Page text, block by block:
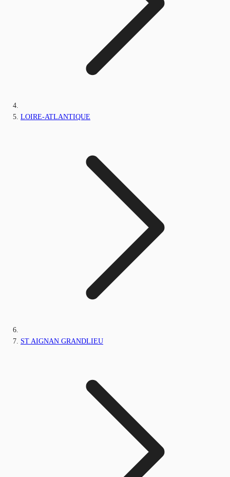
LOIRE-ATLANTIQUE
ST AIGNAN GRANDLIEU